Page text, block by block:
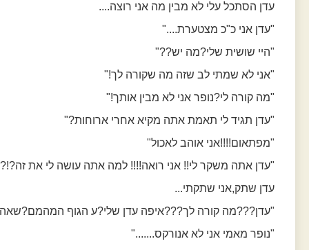
עדן הסתכל עלי לא מבין מה אני רוצה....
"עדן אני כ"כ מצטערת...."
"היי שושית שלי?מה יש??"
"אני לא שמתי לב שזה מה שקורה לך!"
"מה קורה לי?נופר אני לא מבין אותך!"
"עדן תגיד לי תאמת אתה מקיא אחרי ארוחות?"
"מפתאום!!!!אני אוהב לאכול"
"עדן אתה משקר לי!! אני רואה!!!! למה אתה עושה לי את
עדן שתק,אני שתקתי...
"עדן???מה קורה לך???איפה עדן שלי?ע הגוף
"נופר מאמי אני לא אנורקס......."